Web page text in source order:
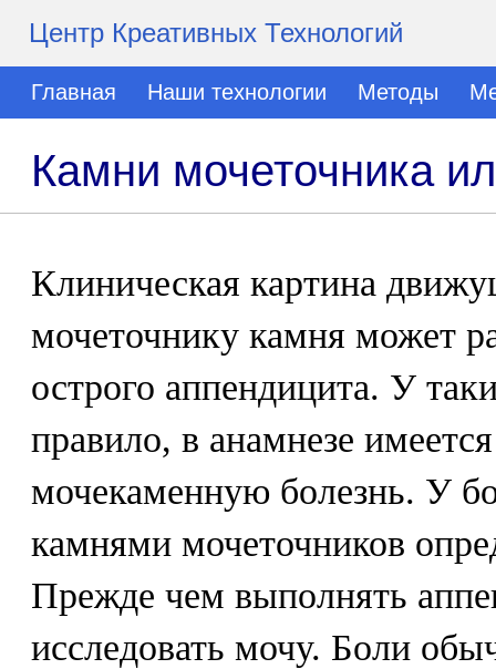
Центр Креативных Технологий
Главная Наши технологии Методы
Камни мочеточника
Клиническая картина
мочеточнику камня может
острого аппендицита. У
правило, в анамнезе
мочекаменную болезнь. У
камнями мочеточников
Прежде чем выполнять
исследовать мочу. Боли